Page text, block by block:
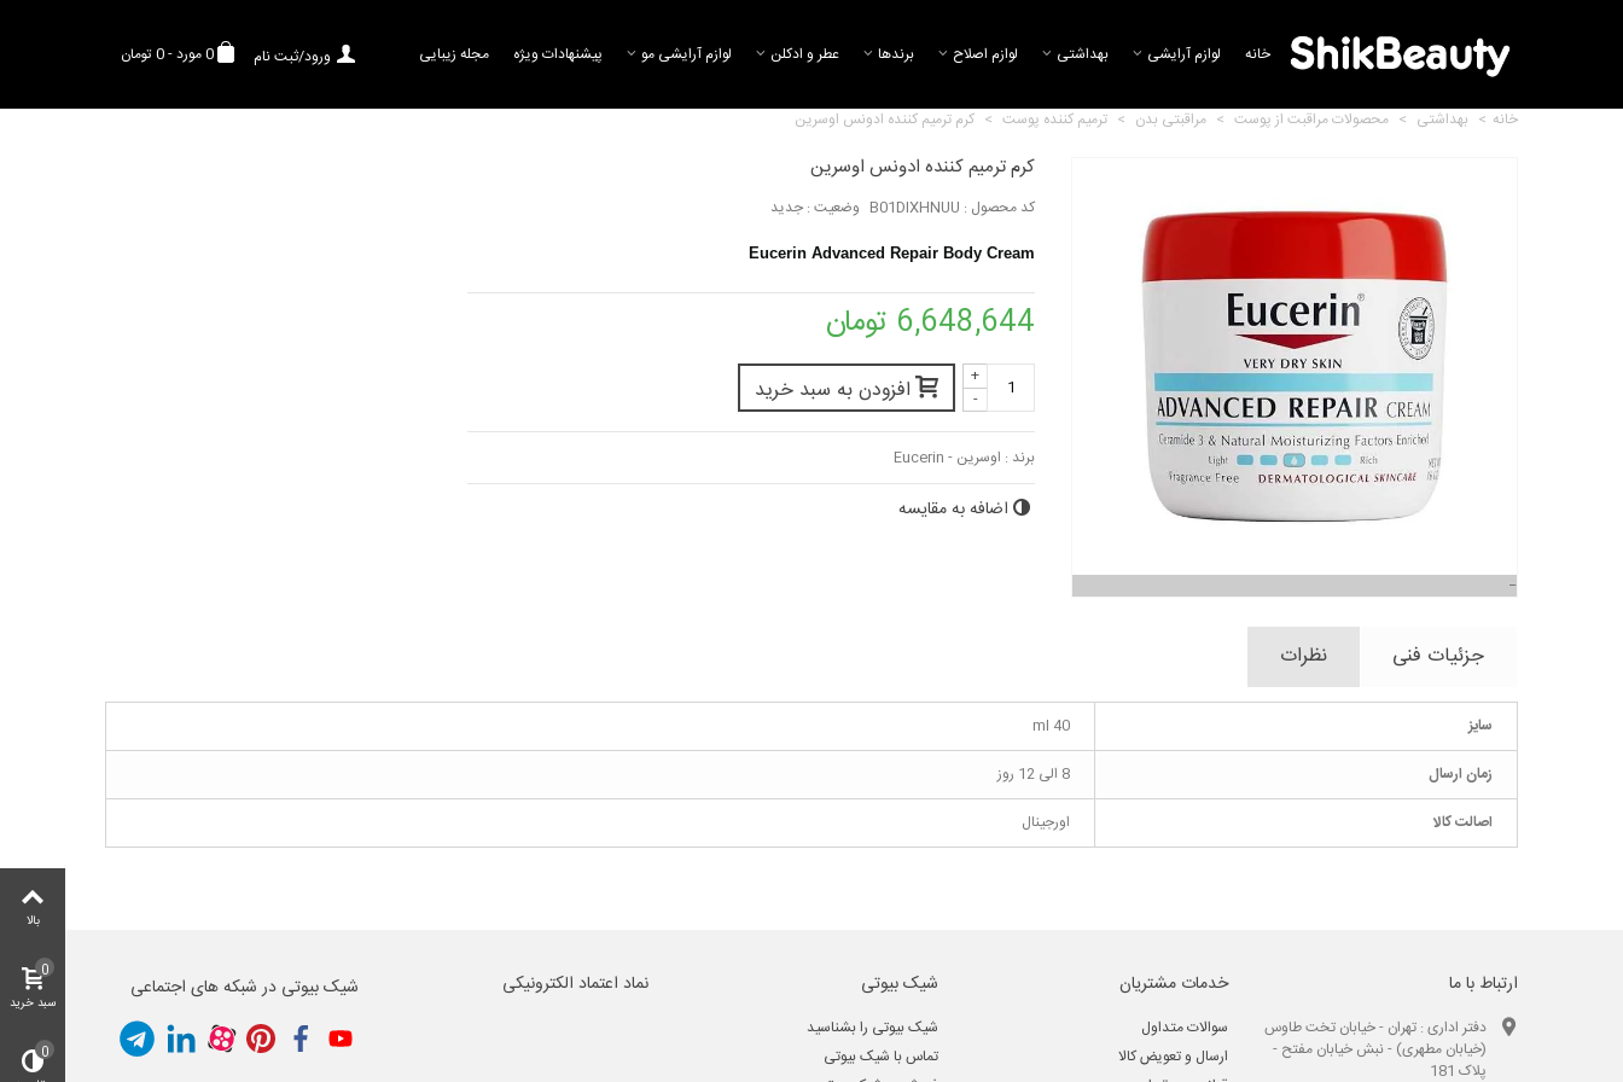
0مورد-0 تومان ورود/ثبت نام خانه لوازم آرایشی بهداشتی لوازم اصلاح برند‌ها عطر و ادکلن لوازم آرایشی مو پیشنهادات ویژه مجله زیبایی
خانه > بهداشتی > محصولات مراقبت از پوست > مراقبتی بدن > ترمیم کننده پوست > کرم ترمیم کننده ادونس اوسرین
کرم ترمیم کننده ادونس اوسرین
کد محصول : B01DIXHNUU وضعیت : جدید
Eucerin Advanced Repair Body Cream
6,648,644 تومان
-
+ افزودن به سبد خرید
برند : اوسرین - Eucerin
اضافه به مقایسه
جزئیات فنی نظرات
سایز
40 ml
زمان ارسال
8 الی 12 روز
اصالت کالا
اورجینال
ارتباط با ما
دفتر اداری : تهران - خیابان تخت طاوس
(خیابان مطهری) - نبش خیابان مفتح -
پلاک 181
خدمات مشتریان
سوالات متداول
ارسال و تعویض کالا
شیک بیوتی
شیک بیوتی را بشناسید
تماس با شیک بیوتی
نماد اعتماد الکترونیکی شیک بیوتی در شبکه های اجتماعی
بالا
سبد خرید
0
0